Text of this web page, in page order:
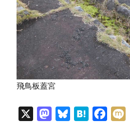
飛鳥板蓋宮
M
H